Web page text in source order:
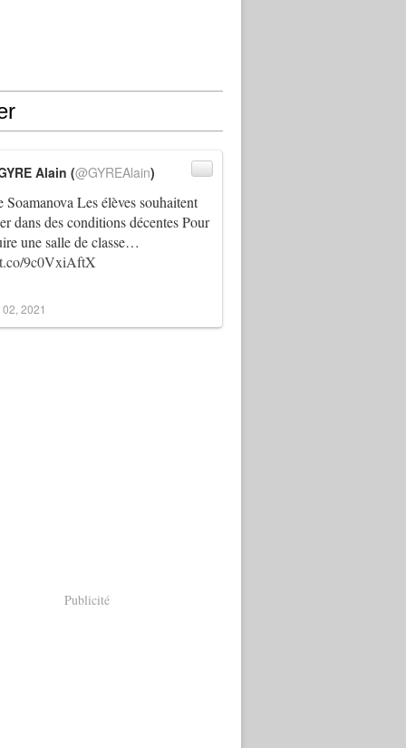
Soamanova Les élèves souhaitent
dans des conditions décentes Pour
une salle de classe…
9c0VxiAftX
Alain (@GYREAlain)
2021
Publicité